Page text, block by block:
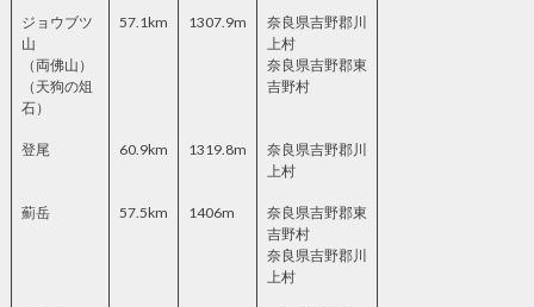
ジョウブツ
山
（両佛山）
（天狗の俎
石）
57.1km 1307.9m
奈良県吉野郡川
上村
奈良県吉野郡東
吉野村
登尾 60.9km 1319.8m
奈良県吉野郡川
上村
薊岳 57.5km 1406m
奈良県吉野郡東
吉野村
奈良県吉野郡川
上村